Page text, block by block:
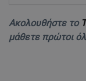
Ακολουθήστε το
μάθετε πρώτοι